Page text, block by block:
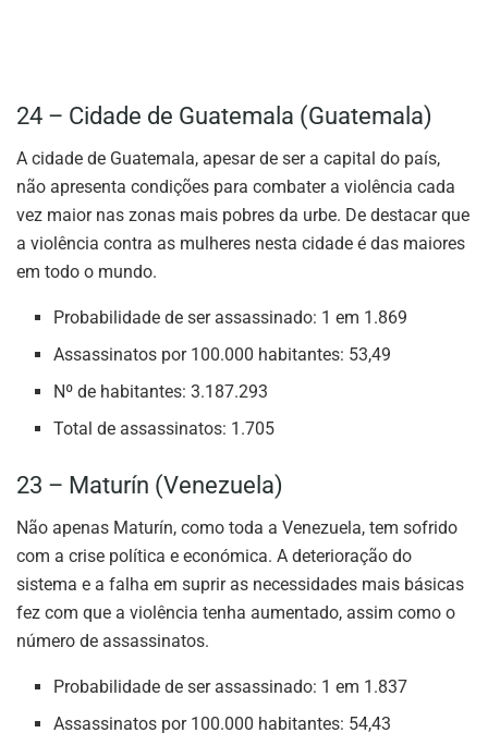
24 – Cidade de Guatemala (Guatemala)
A cidade de Guatemala, apesar de ser a capital do país,
não apresenta condições para combater a violência cada
vez maior nas zonas mais pobres da urbe. De destacar que
a violência contra as mulheres nesta cidade é das maiores
em todo o mundo.
Probabilidade de ser assassinado: 1 em 1.869
Assassinatos por 100.000 habitantes: 53,49
Nº de habitantes: 3.187.293
Total de assassinatos: 1.705
23 – Maturín (Venezuela)
Não apenas Maturín, como toda a Venezuela, tem sofrido
com a crise política e económica. A deterioração do
sistema e a falha em suprir as necessidades mais básicas
fez com que a violência tenha aumentado, assim como o
número de assassinatos.
Probabilidade de ser assassinado: 1 em 1.837
Assassinatos por 100.000 habitantes: 54,43